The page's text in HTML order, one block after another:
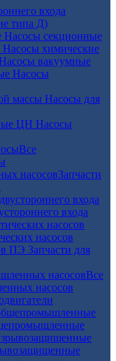
входа
типа Д)
Насосы секционные
Насосы химические
вакуумные
Насосы
Насосы для
Насосы
Все
Запчасти
входа
насосов
Запчасти для
Все
насосов